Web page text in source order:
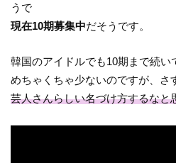
うで
現在10期募集中だそうです。
韓国のアイドルでも10期まで続い
めちゃくちゃ少ないのですが、さ
芸人さんらしい名づけ方するなと